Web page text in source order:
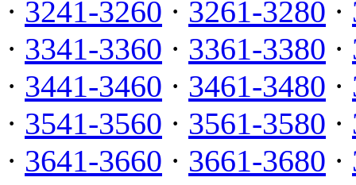
· 3241-3260 · 3261-3280 ·
· 3341-3360 · 3361-3380 ·
· 3441-3460 · 3461-3480 ·
· 3541-3560 · 3561-3580 ·
· 3641-3660 · 3661-3680 ·